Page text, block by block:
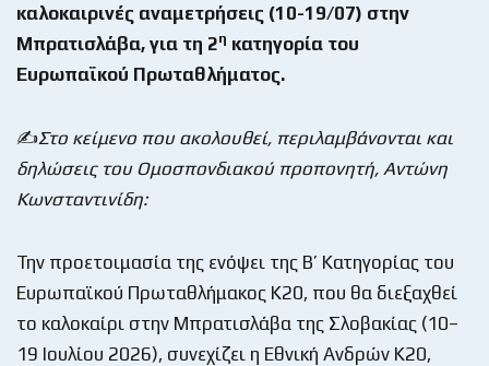
καλοκαιρινές αναμετρήσεις (10-19/07) στην
Μπρατισλάβα, για τη 2η κατηγορία του
Ευρωπαϊκού Πρωταθλήματος.
✍️Στο κείμενο που ακολουθεί, περιλαμβάνονται και
δηλώσεις του Ομοσπονδιακού προπονητή, Αντώνη
Κωνσταντινίδη:
Την προετοιμασία της ενόψει της Β’ Κατηγορίας του
Ευρωπαϊκού Πρωταθλήμακος Κ20, που θα διεξαχθεί
το καλοκαίρι στην Μπρατισλάβα της Σλοβακίας (10–
19 Ιουλίου 2026), συνεχίζει η Εθνική Ανδρών Κ20,